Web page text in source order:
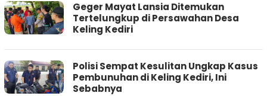
Geger Mayat Lansia Ditemukan
Tertelungkup di Persawahan Desa
Keling Kediri
Polisi Sempat Kesulitan Ungkap Kasus
Pembunuhan di Keling Kediri, Ini
Sebabnya